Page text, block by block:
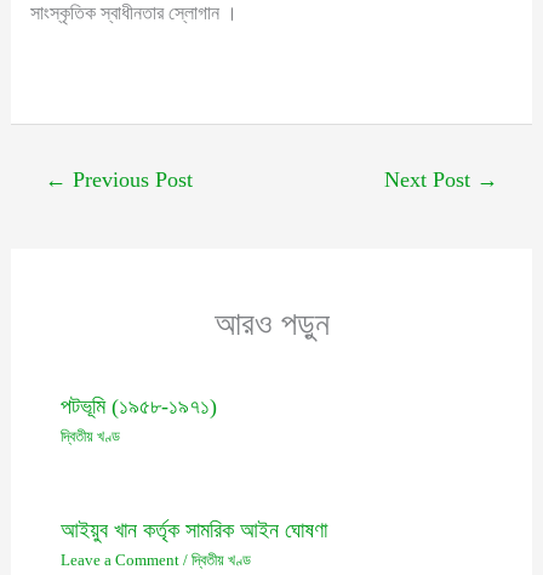
সাংস্কৃতিক স্বাধীনতার স্লোগান ।
← Previous Post Next Post →
আরও পড়ুন
পটভূমি (১৯৫৮-১৯৭১)
দ্বিতীয় খণ্ড
আইয়ুব খান কর্তৃক সামরিক আইন ঘোষণা
Leave a Comment / দ্বিতীয় খণ্ড